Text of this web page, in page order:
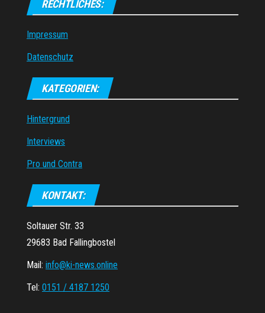
RECHTLICHES:
Impressum
Datenschutz
KATEGORIEN:
Hintergrund
Interviews
Pro und Contra
KONTAKT:
Soltauer Str. 33
29683 Bad Fallingbostel
Mail: info@ki-news.online
Tel: 0151 / 4187 1250